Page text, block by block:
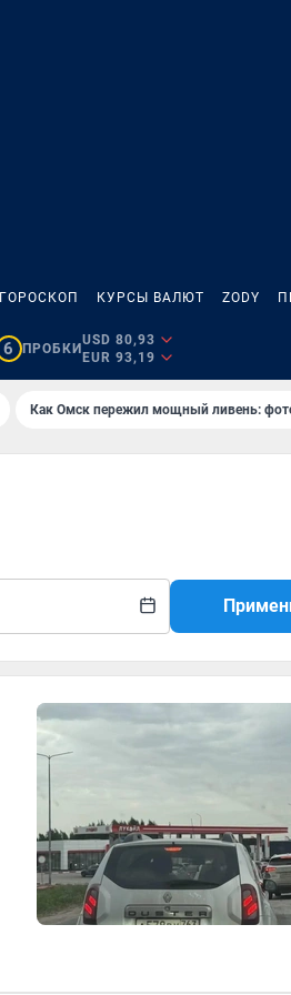
ГОРОСКОП КУРСЫ ВАЛЮТ ZODY
6 ПРОБКИ
USD 80,93
EUR 93,19
Как Омск пережил мощный ливень: